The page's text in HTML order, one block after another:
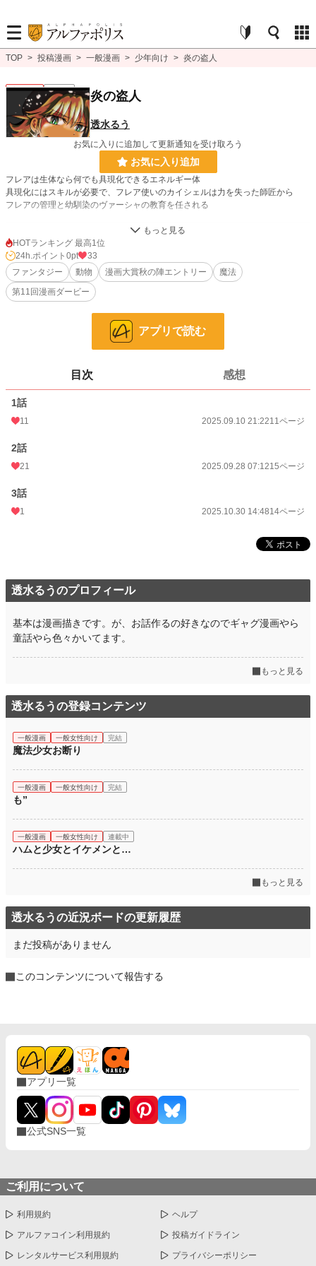
TOP > 投稿漫画 > 一般漫画 > 少年向け > 炎の盗人
少年向け 連載中 炎の盗人
透水るう
お気に入りに追加して更新通知を受け取ろう
お気に入り追加
フレアは生体なら何でも具現化できるエネルギー体
具現化にはスキルが必要で、フレア使いのカイシェルは力を失った師匠から
フレアの管理と幼馴染のヴァーシャの教育を任される
少年向け 2,488 位 / 2,488 件
お気に入り 5
2025.09.10 21:22
週間ポイント
HOTランキング 最高1位
24h.ポイント 0pt
33
ファンタジー
動物 漫画大賞秋の陣エントリー
魔法
第11回漫画ダービー
アプリで読む
目次 感想
1話
11 2025.09.10 21:2211ページ
2話
21 2025.09.28 07:1215ページ
3話
1 2025.10.30 14:4814ページ
透水るうのプロフィール
基本は漫画描きです。が、お話作るの好きなのでギャグ漫画やら
童話やら色々かいてます。
もっと見る
透水るうの登録コンテンツ
一般漫画 一般女性向け 完結
魔法少女お断り
一般漫画 一般女性向け 完結
も”
一般漫画 一般女性向け 連載中
ハムと少女とイケメンと…
もっと見る
透水るうの近況ボードの更新履歴
まだ投稿がありません
このコンテンツについて報告する
アプリ一覧
公式SNS一覧
ご利用について
利用規約 ヘルプ
アルファコイン利用規約 投稿ガイドライン
レンタルサービス利用規約 プライバシーポリシー